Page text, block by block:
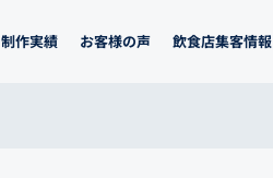
制作実績 お客様の声 飲食店集客情報